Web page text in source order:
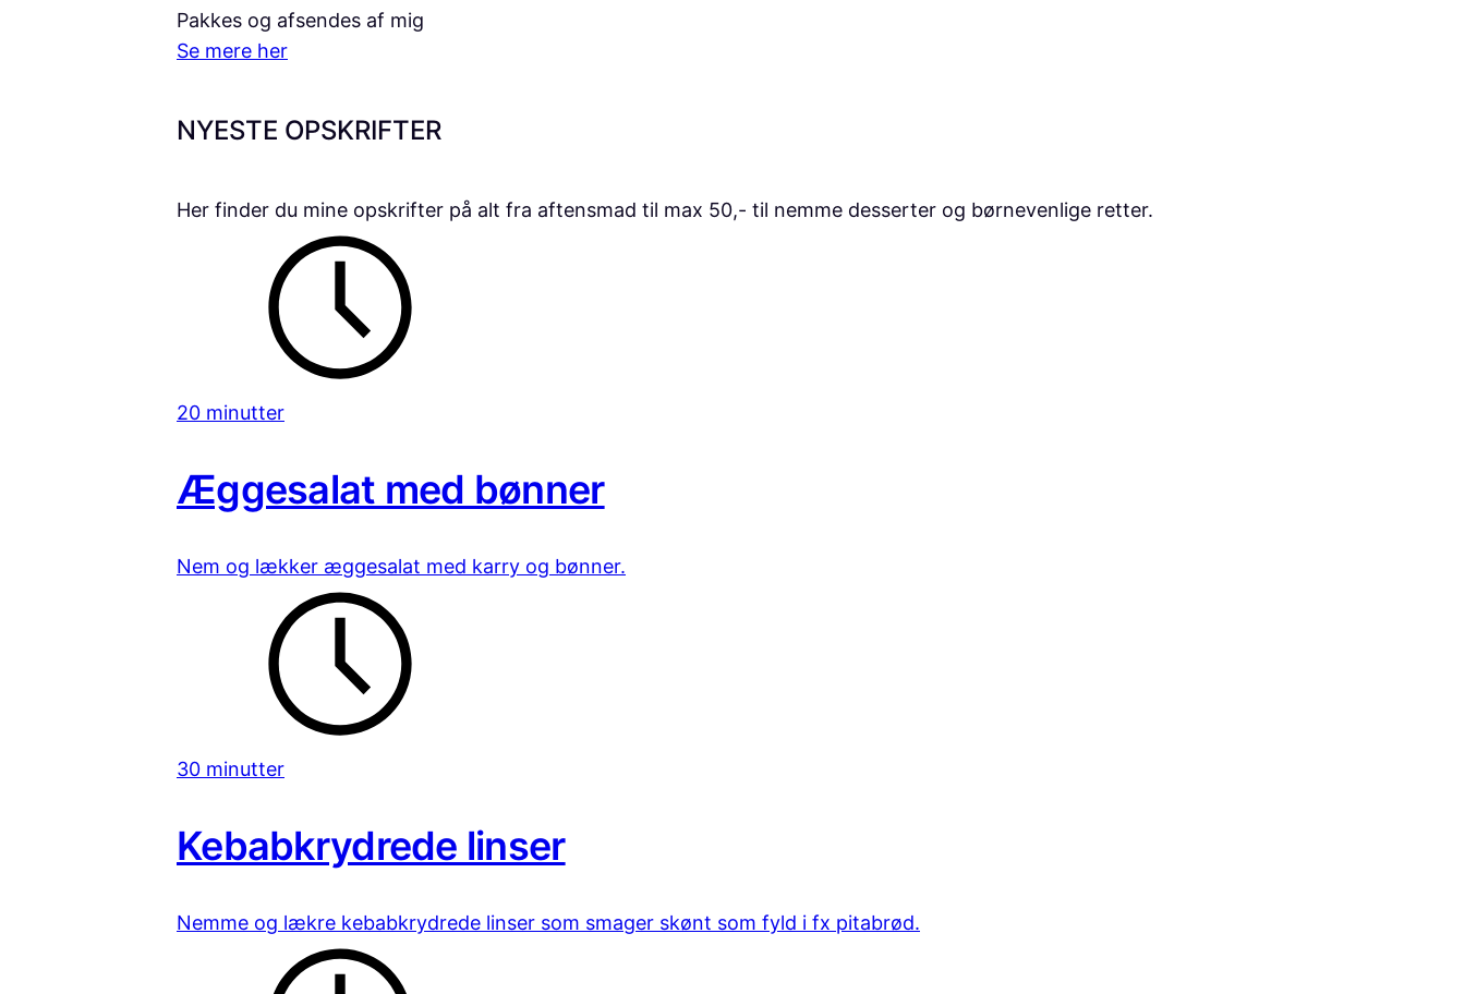
Pakkes og afsendes af mig
Se mere her
NYESTE OPSKRIFTER
Her finder du mine opskrifter på alt fra aftensmad til max 50,- til nemme desserter og børnevenlige retter.
20 minutter
Æggesalat med bønner
Nem og lækker æggesalat med karry og bønner.
30 minutter
Kebabkrydrede linser
Nemme og lækre kebabkrydrede linser som smager skønt som fyld i fx pitabrød.